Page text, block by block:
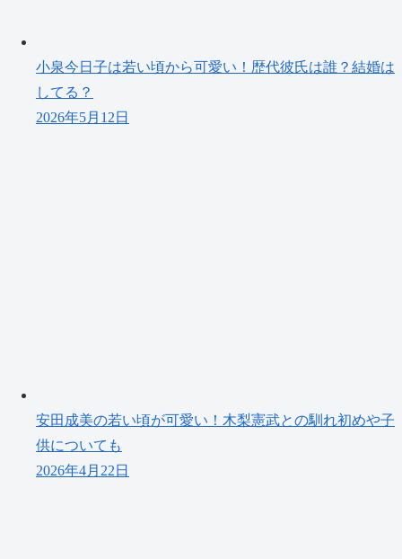
小泉今日子は若い頃から可愛い！歴代彼氏は誰？結婚は
してる？
2026年5月12日
安田成美の若い頃が可愛い！木梨憲武との馴れ初めや子
供についても
2026年4月22日